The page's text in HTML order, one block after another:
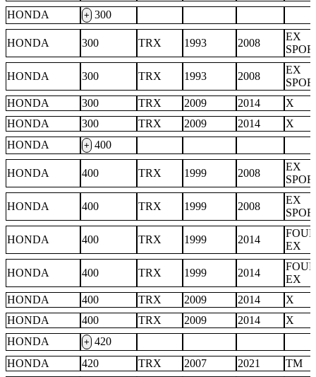
HONDA
+ 300
HONDA 300 TRX 1993 2008
EX
HONDA 300 TRX 1993 2008
EX
HONDA
300 TRX 2009 2014
X
HONDA
300 TRX 2009 2014
X
HONDA
+ 400
HONDA 400 TRX 1999 2008
EX
HONDA 400 TRX 1999 2008
EX
HONDA 400 TRX 1999 2014
EX
HONDA 400 TRX 1999 2014
EX
HONDA
400 TRX 2009 2014
X
HONDA
400 TRX 2009 2014
X
HONDA
+ 420
HONDA
420 TRX 2007 2021
TM